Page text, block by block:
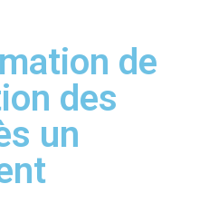
de
des
un